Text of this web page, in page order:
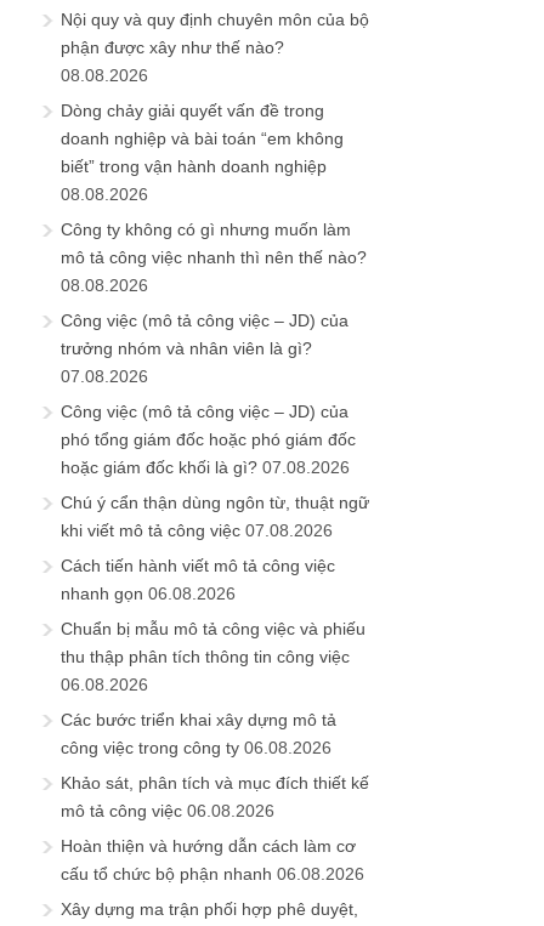
Nội quy và quy định chuyên môn của bộ
phận được xây như thế nào?
08.08.2026
Dòng chảy giải quyết vấn đề trong
doanh nghiệp và bài toán “em không
biết” trong vận hành doanh nghiệp
08.08.2026
Công ty không có gì nhưng muốn làm
mô tả công việc nhanh thì nên thế nào?
08.08.2026
Công việc (mô tả công việc – JD) của
trưởng nhóm và nhân viên là gì?
07.08.2026
Công việc (mô tả công việc – JD) của
phó tổng giám đốc hoặc phó giám đốc
hoặc giám đốc khối là gì? 07.08.2026
Chú ý cẩn thận dùng ngôn từ, thuật ngữ
khi viết mô tả công việc 07.08.2026
Cách tiến hành viết mô tả công việc
nhanh gọn 06.08.2026
Chuẩn bị mẫu mô tả công việc và phiếu
thu thập phân tích thông tin công việc
06.08.2026
Các bước triển khai xây dựng mô tả
công việc trong công ty 06.08.2026
Khảo sát, phân tích và mục đích thiết kế
mô tả công việc 06.08.2026
Hoàn thiện và hướng dẫn cách làm cơ
cấu tổ chức bộ phận nhanh 06.08.2026
Xây dựng ma trận phối hợp phê duyệt,